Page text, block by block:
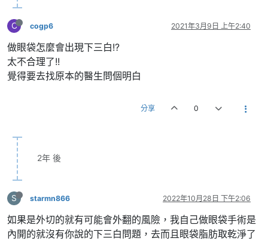
C cogp6 2021年3月9日 上午2:40
做眼袋怎麼會出現下三白!?
太不合理了!!
覺得要去找原本的醫生問個明白
分享 0
2年 後
S starmn866 2022年10月28日 下午2:06
如果是外切的就有可能會外翻的風險，我自己做眼袋手術是
內開的就沒有你說的下三白問題，去而且眼袋脂肪取乾淨了